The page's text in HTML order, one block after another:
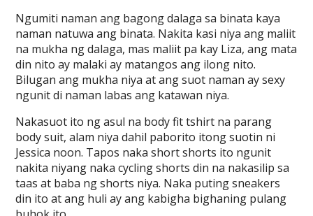
Ngumiti naman ang bagong dalaga sa binata kaya
naman natuwa ang binata. Nakita kasi niya ang maliit
na mukha ng dalaga, mas maliit pa kay Liza, ang mata
din nito ay malaki ay matangos ang ilong nito.
Bilugan ang mukha niya at ang suot naman ay sexy
ngunit di naman labas ang katawan niya.
Nakasuot ito ng asul na body fit tshirt na parang
body suit, alam niya dahil paborito itong suotin ni
Jessica noon. Tapos naka short shorts ito ngunit
nakita niyang naka cycling shorts din na nakasilip sa
taas at baba ng shorts niya. Naka puting sneakers
din ito at ang huli ay ang kabigha bighaning pulang